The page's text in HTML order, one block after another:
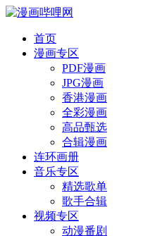
首页
漫画专区
PDF漫画
JPG漫画
香港漫画
全彩漫画
高品甄选
合辑漫画
连环画册
音乐专区
精选歌单
歌手合辑
视频专区
动漫番剧